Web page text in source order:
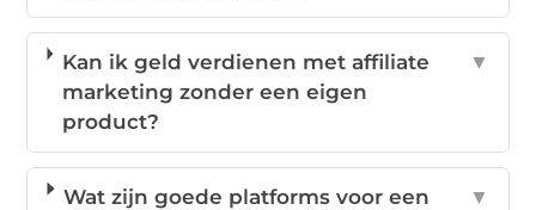
Kan ik geld verdienen met affiliate
marketing zonder een eigen
product?
▼
Wat zijn goede platforms voor een
▼